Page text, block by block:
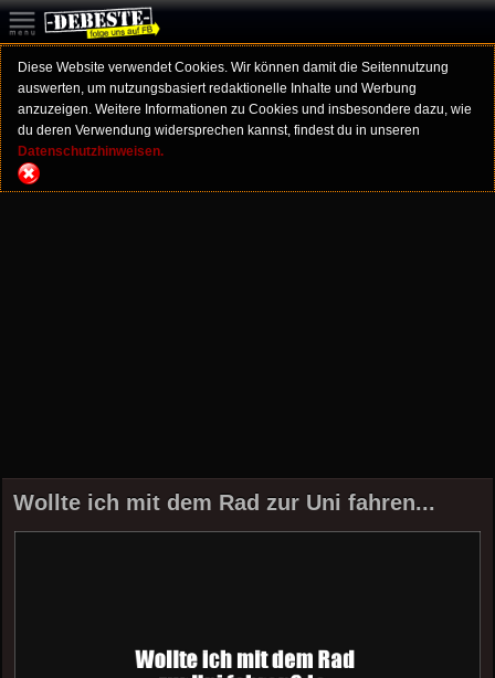
Diese Website verwendet Cookies. Wir können damit die Seitennutzung
auswerten, um nutzungsbasiert redaktionelle Inhalte und Werbung
anzuzeigen. Weitere Informationen zu Cookies und insbesondere dazu, wie
du deren Verwendung widersprechen kannst, findest du in unseren
Datenschutzhinweisen.
Wollte ich mit dem Rad zur Uni fahren...